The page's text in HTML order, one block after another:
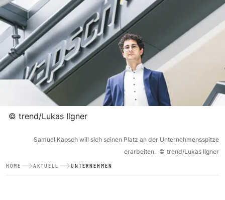
© trend/Lukas Ilgner
Samuel Kapsch will sich seinen Platz an der Unternehmensspitze
erarbeiten. © trend/Lukas Ilgner
HOME AKTUELL UNTERNEHMEN